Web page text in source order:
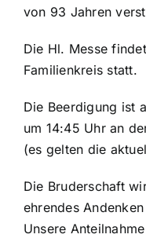
Kontakt
von 93 Jahren
Die Hl. Messe
Familienkreis statt.
Die Beerdigung ist
um 14:45 Uhr an
(es gelten die
Die Bruderschaft
ehrendes
Unsere